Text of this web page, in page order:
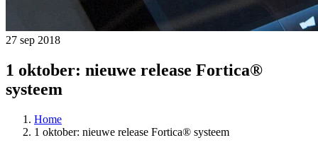
27 sep 2018
1 oktober: nieuwe release Fortica®
systeem
Home
1 oktober: nieuwe release Fortica® systeem